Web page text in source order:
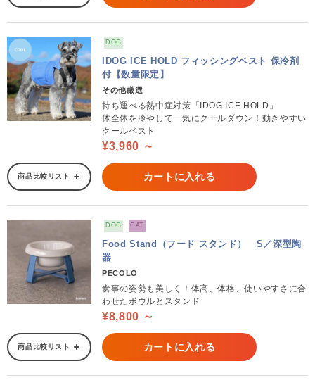
DOG
IDOG ICE HOLD フィッシングベスト 保冷剤
付【数量限定】
その他厳選
持ち運べる熱中症対策「IDOG ICE HOLD」
体全体を冷やして一気にクールダウン！動きやすい
クールベスト
¥3,960 ～
商品比較リスト カートに入れる
DOG CAT
Food Stand（フード スタンド） S／深型陶
器
PECOLO
食事の姿勢も美しく！体高、体格、使いやすさに合
わせたボウルとスタンド
¥8,800 ～
商品比較リスト カートに入れる